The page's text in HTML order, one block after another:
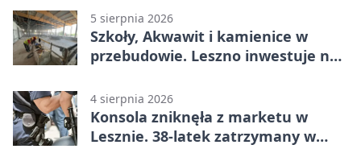
5 sierpnia 2026
Szkoły, Akwawit i kamienice w
przebudowie. Leszno inwestuje na
4 sierpnia 2026
Konsola zniknęła z marketu w
Lesznie. 38-latek zatrzymany w